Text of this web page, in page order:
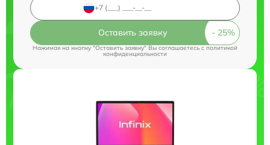
Оставить заявку
Нажимая на кнопку "Оставить заявку" Вы соглашаетесь cполитикой
конфиденциальности